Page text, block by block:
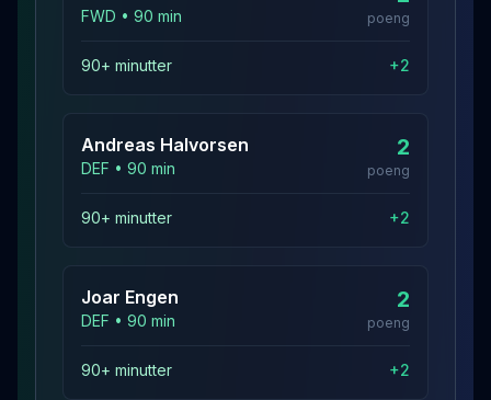
FWD • 90 min poeng
90+ minutter +2
Andreas Halvorsen
DEF • 90 min
2
poeng
90+ minutter +2
Joar Engen
DEF • 90 min
2
poeng
90+ minutter +2